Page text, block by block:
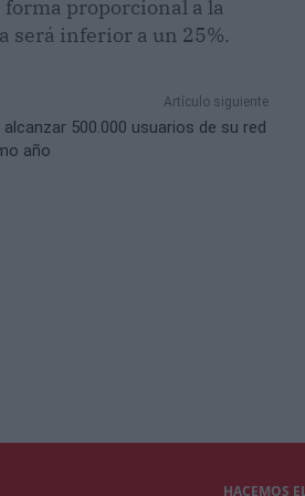
proporcional a la
será inferior a un 25%.
Artículo siguiente
500.000 usuarios de su red
año
HACEMOS